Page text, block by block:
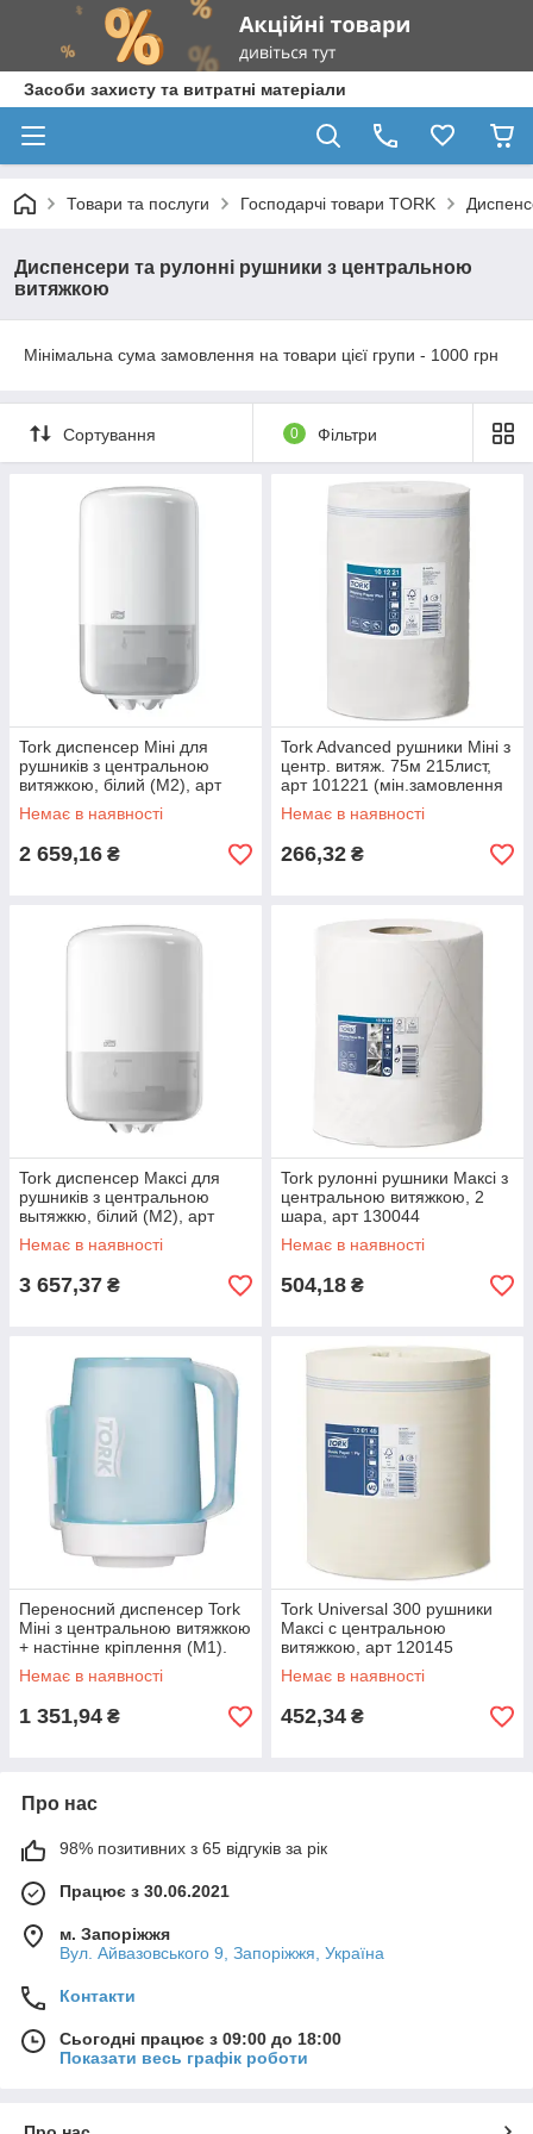
Засоби захисту та витратні матеріали
Товари та послуги Господарчі товари TORK
Диспенсери та рулонні рушники з центральною
витяжкою
Мінімальна сума замовлення на товари цієї групи - 1000 грн
Сортування 0 Фільтри
Tork диспенсер Міні для
рушників з центральною
витяжкою, білий (M2), арт
558000
Немає в наявності
2 659,16 ₴
Tork Advanced рушники Міні з
центр. витяж. 75м 215лист,
арт 101221 (мін.замовлення
в категорії TORK від 1000грн)
Немає в наявності
266,32 ₴
Tork диспенсер Максі для
рушників з центральною
вытяжкю, білий (M2), арт
559000
Немає в наявності
3 657,37 ₴
Tork рулонні рушники Максі з
центральною витяжкою, 2
шара, арт 130044
(мін.замовлення в категорії
TORK від 1000грн)
Немає в наявності
504,18 ₴
Переносний диспенсер Tork
Міні з центральною витяжкою
+ настінне кріплення (М1).
Серія Performance., арт
658002
Немає в наявності
1 351,94 ₴
Tork Universal 300 рушники
Максі с центральною
витяжкою, арт 120145
(мін.замовлення в категорії
TORK від 1000грн)
Немає в наявності
452,34 ₴
Про нас
98% позитивних з 65 відгуків за рік
Працює з 30.06.2021
м. Запоріжжя
Вул. Айвазовського 9, Запоріжжя, Україна
Контакти
Сьогодні працює з 09:00 до 18:00
Показати весь графік роботи